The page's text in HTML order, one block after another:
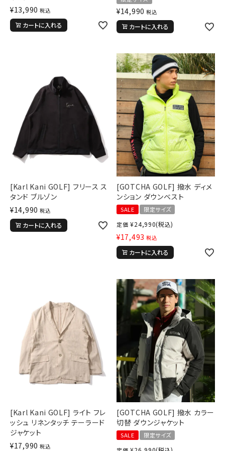
¥13,990 税込
カートに入れる
¥14,990 税込
カートに入れる
[Karl Kani GOLF] フリース ス
タンド ブルゾン
¥14,990 税込
カートに入れる
[GOTCHA GOLF] 撥水 ディメ
ンション ダウンベスト
SALE
限定サイズ
定価 ¥24,990(税込)
¥17,493 税込
カートに入れる
[Karl Kani GOLF] ライト フレ
ッシュ リネンタッチ テーラード
ジャケット
¥17,990 税込
[GOTCHA GOLF] 撥水 カラー
切替 ダウンジャケット
SALE
限定サイズ